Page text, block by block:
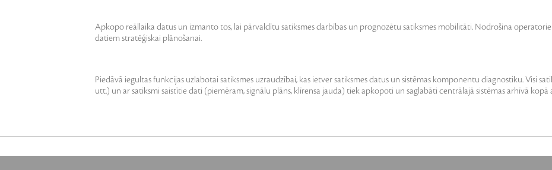
Apkopo reāllaika datus un izmanto tos, lai pārvaldītu satiksmes darbības un prognozētu satiksmes mobilitāti. Nodrošina
datiem stratēģiskai plānošanai.
Piedāvā iegultas funkcijas uzlabotai satiksmes uzraudzībai, kas ietver satiksmes datus un sistēmas komponentu diagnostiku. Visi
utt.) un ar satiksmi saistītie dati (piemēram, signālu plāns, klīrensa jauda) tiek apkopoti un saglabāti centrālajā sistēmas arhīvā